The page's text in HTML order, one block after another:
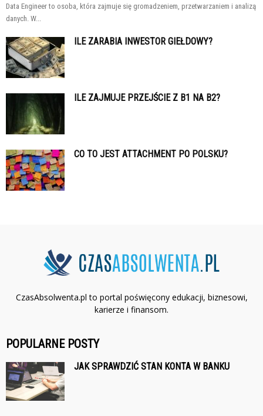
Data Engineer to osoba, która zajmuje się gromadzeniem, przetwarzaniem i analizą
danych. W...
ILE ZARABIA INWESTOR GIEŁDOWY?
ILE ZAJMUJE PRZEJŚCIE Z B1 NA B2?
CO TO JEST ATTACHMENT PO POLSKU?
CzasAbsolwenta.pl to portal poświęcony edukacji, biznesowi,
karierze i finansom.
POPULARNE POSTY
JAK SPRAWDZIĆ STAN KONTA W BANKU